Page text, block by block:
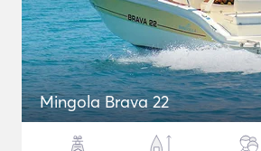
Mingola Brava 22